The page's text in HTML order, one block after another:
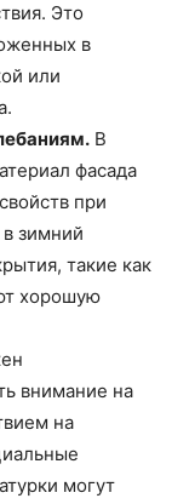
Это
в
или
В
фасада
при
зимний
такие как
хорошую
внимание на
на
могут